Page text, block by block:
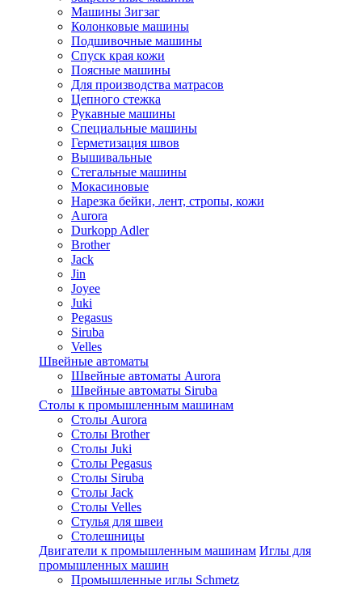
Машины Зигзаг
Колонковые машины
Подшивочные машины
Спуск края кожи
Поясные машины
Для производства матрасов
Цепного стежка
Рукавные машины
Специальные машины
Герметизация швов
Вышивальные
Стегальные машины
Мокасиновые
Нарезка бейки, лент, стропы, кожи
Aurora
Durkopp Adler
Brother
Jack
Jin
Joyee
Juki
Pegasus
Siruba
Velles
Швейные автоматы
Швейные автоматы Aurora
Швейные автоматы Siruba
Столы к промышленным машинам
Столы Aurora
Столы Brother
Столы Juki
Столы Pegasus
Столы Siruba
Столы Jack
Столы Velles
Стулья для швеи
Столешницы
Двигатели к промышленным машинам Иглы для
промышленных машин
Промышленные иглы Schmetz